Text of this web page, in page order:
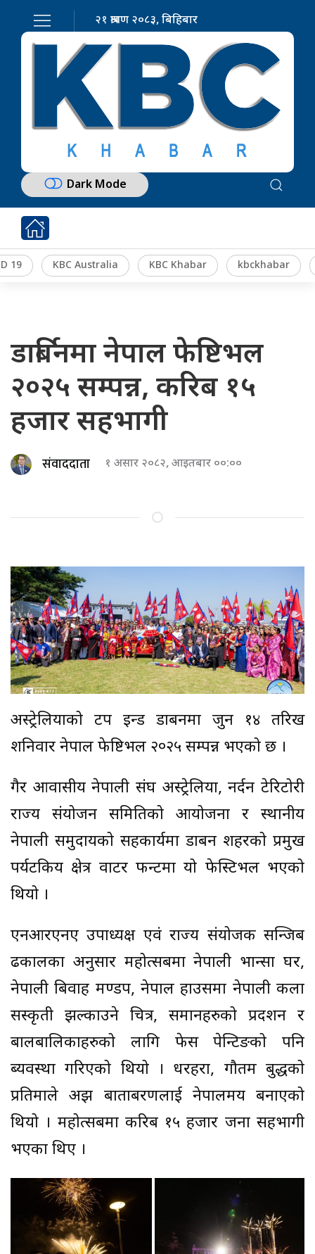
२१ श्रावण २०८३, बिहिबार
Dark Mode
19 KBC Australia KBC Khabar kbckhabar
डार्बिनमा नेपाल फेष्टिभल
२०२५ सम्पन्न, करिब १५
हजार सहभागी
संवाददाता १ असार २०८२, आइतबार ००:००
अस्ट्रेलियाको टप इन्ड डार्बिनमा जुन १४ तरिख
शनिवार नेपाल फेष्टिभल २०२५ सम्पन्न भएको छ ।
गैर आवासीय नेपाली संघ अस्ट्रेलिया, नर्दन टेरिटोरी
राज्य संयोजन समितिको आयोजना र स्थानीय
नेपाली समुदायको सहकार्यमा डार्बिन शहरको प्रमुख
पर्यटकिय क्षेत्र वाटर फन्टमा यो फेस्टिभल भएको
थियो ।
एनआरएनए उपाध्यक्ष एवं राज्य संयोजक सन्जिब
ढकालका अनुसार महोत्सबमा नेपाली भान्सा घर,
नेपाली बिवाह मण्डप, नेपाल हाउसमा नेपाली कला
सस्कृती झल्काउने चित्र, समानहरुको प्रदशन र
बालबालिकाहरुको लागि फेस पेन्टिङको पनि
ब्यवस्था गरिएको थियो । धरहरा, गौतम बुद्धको
प्रतिमाले अझ बाताबरणलाई नेपालमय बनाएको
थियो । महोत्सबमा करिब १५ हजार जना सहभागी
भएका थिए ।